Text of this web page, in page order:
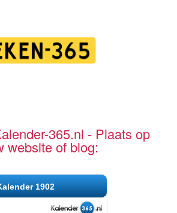
365.nl - Plaats op
website of blog:
1902